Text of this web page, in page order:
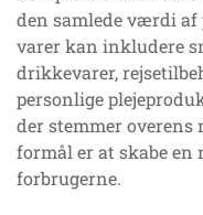
den samlede værdi af
varer kan inkludere
drikkevarer,
personlige
der stemmer overens
formål er at skabe en
forbrugerne.